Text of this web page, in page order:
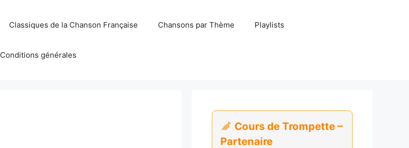
Classiques de la Chanson Française Chansons par Thème Playlists
Conditions générales
Cours de Trompette –
Partenaire